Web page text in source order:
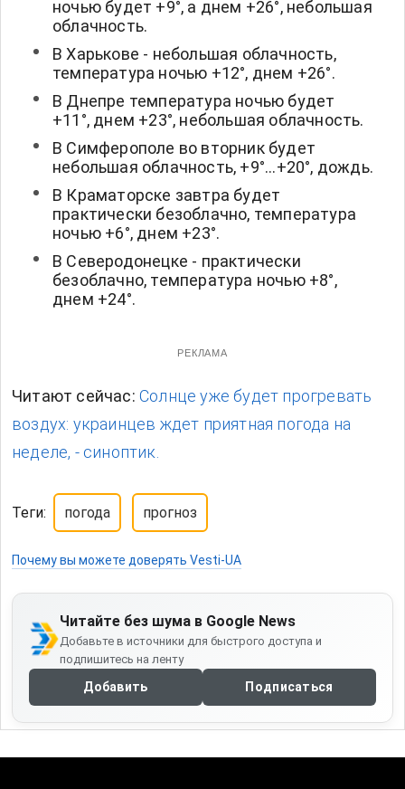
ночью будет +9°, а днем +26°, небольшая
облачность.
В Харькове - небольшая облачность,
температура ночью +12°, днем +26°.
В Днепре температура ночью будет
+11°, днем +23°, небольшая облачность.
В Симферополе во вторник будет
небольшая облачность, +9°...+20°, дождь.
В Краматорске завтра будет
практически безоблачно, температура
ночью +6°, днем +23°.
В Северодонецке - практически
безоблачно, температура ночью +8°,
днем +24°.
РЕКЛАМА
Читают сейчас: Солнце уже будет прогревать
воздух: украинцев ждет приятная погода на
неделе, - синоптик.
Теги: погода прогноз
Почему вы можете доверять Vesti-UA
Читайте без шума в Google News
Добавьте в источники для быстрого доступа и
подпишитесь на ленту
Добавить Подписаться